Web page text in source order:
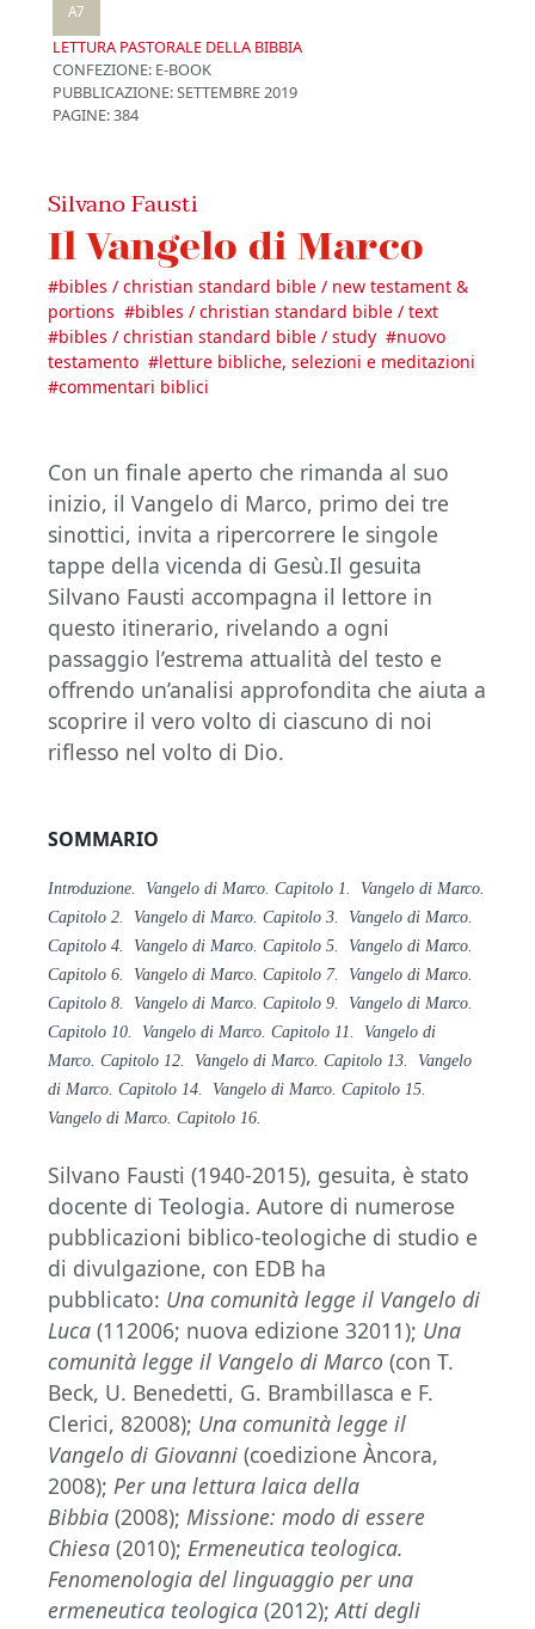
A7
LETTURA PASTORALE DELLA BIBBIA
CONFEZIONE: E-BOOK
PUBBLICAZIONE:SETTEMBRE 2019
PAGINE: 384
Silvano Fausti
Il Vangelo di Marco
#bibles / christian standard bible / new testament &
portions #bibles / christian standard bible / text
#bibles / christian standard bible / study #nuovo
testamento #letture bibliche, selezioni e meditazioni
#commentari biblici
Con un finale aperto che rimanda al suo
inizio, il Vangelo di Marco, primo dei tre
sinottici, invita a ripercorrere le singole
tappe della vicenda di Gesù.Il gesuita
Silvano Fausti accompagna il lettore in
questo itinerario, rivelando a ogni
passaggio l’estrema attualità del testo e
offrendo un’analisi approfondita che aiuta a
scoprire il vero volto di ciascuno di noi
riflesso nel volto di Dio.
SOMMARIO
Introduzione. Vangelo di Marco. Capitolo 1. Vangelo di Marco.
Capitolo 2. Vangelo di Marco. Capitolo 3. Vangelo di Marco.
Capitolo 4. Vangelo di Marco. Capitolo 5. Vangelo di Marco.
Capitolo 6. Vangelo di Marco. Capitolo 7. Vangelo di Marco.
Capitolo 8. Vangelo di Marco. Capitolo 9. Vangelo di Marco.
Capitolo 10. Vangelo di Marco. Capitolo 11. Vangelo di
Marco. Capitolo 12. Vangelo di Marco. Capitolo 13. Vangelo
di Marco. Capitolo 14. Vangelo di Marco. Capitolo 15.
Vangelo di Marco. Capitolo 16.
Silvano Fausti (1940-2015), gesuita, è stato
docente di Teologia. Autore di numerose
pubblicazioni biblico-teologiche di studio e
di divulgazione, con EDB ha
pubblicato: Una comunità legge il Vangelo di
Luca (112006; nuova edizione 32011); Una
comunità legge il Vangelo di Marco (con T.
Beck, U. Benedetti, G. Brambillasca e F.
Clerici, 82008); Una comunità legge il
Vangelo di Giovanni (coedizione Àncora,
2008); Per una lettura laica della
Bibbia (2008); Missione: modo di essere
Chiesa (2010); Ermeneutica teologica.
Fenomenologia del linguaggio per una
ermeneutica teologica (2012);Atti degli